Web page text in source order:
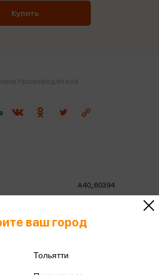
А40_60394
Купить
ваш город
Тольятти